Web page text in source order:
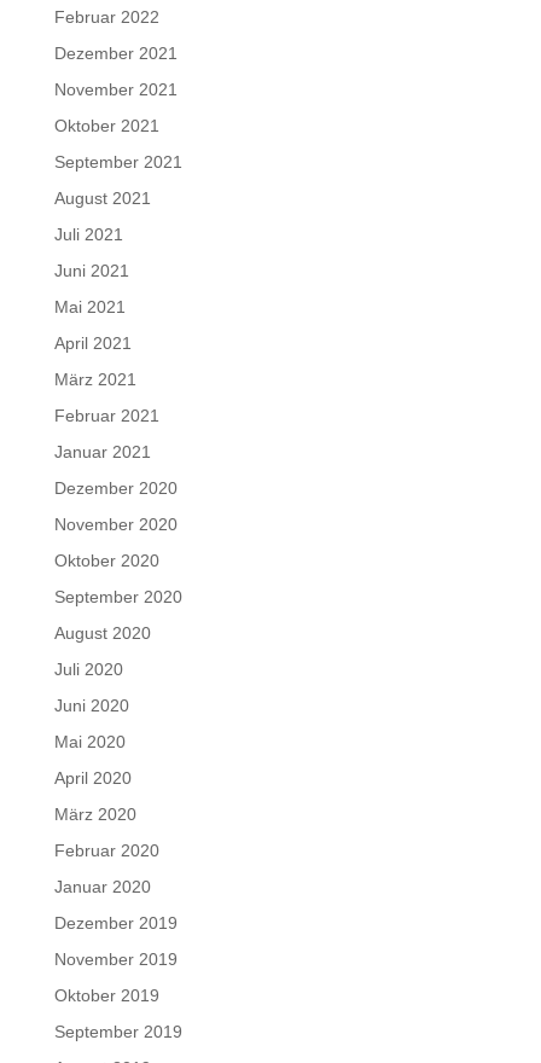
Februar 2022
Dezember 2021
November 2021
Oktober 2021
September 2021
August 2021
Juli 2021
Juni 2021
Mai 2021
April 2021
März 2021
Februar 2021
Januar 2021
Dezember 2020
November 2020
Oktober 2020
September 2020
August 2020
Juli 2020
Juni 2020
Mai 2020
April 2020
März 2020
Februar 2020
Januar 2020
Dezember 2019
November 2019
Oktober 2019
September 2019